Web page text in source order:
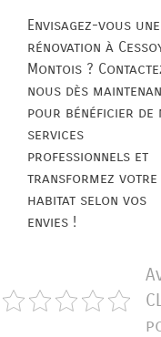
Envisagez-vous une
rénovation à
Montois ?
nous dès
pour bénéficier de
services
professionnels et
transformez votre
habitat selon vos
envies !